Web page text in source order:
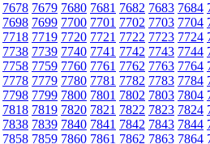
7678 7679 7680 7681 7682 7683 7684
7698 7699 7700 7701 7702 7703 7704
7718 7719 7720 7721 7722 7723 7724
7738 7739 7740 7741 7742 7743 7744
7758 7759 7760 7761 7762 7763 7764
7778 7779 7780 7781 7782 7783 7784
7798 7799 7800 7801 7802 7803 7804
7818 7819 7820 7821 7822 7823 7824
7838 7839 7840 7841 7842 7843 7844
7858 7859 7860 7861 7862 7863 7864